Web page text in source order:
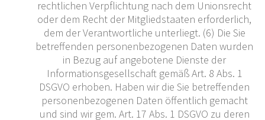
rechtlichen Verpflichtung nach dem Unionsrecht
oder dem Recht der Mitgliedstaaten erforderlich,
dem der Verantwortliche unterliegt. (6) Die Sie
betreffenden personenbezogenen Daten wurden
in Bezug auf angebotene Dienste der
Informationsgesellschaft gemäß Art. 8 Abs. 1
DSGVO erhoben. Haben wir die Sie betreffenden
personenbezogenen Daten öffentlich gemacht
und sind wir gem. Art. 17 Abs. 1 DSGVO zu deren